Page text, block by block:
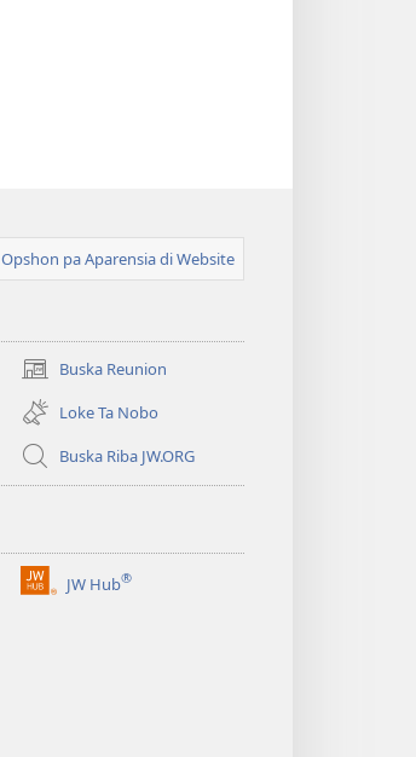
Opshon pa Aparensia di Website
Buska Reunion
(opens
new
window)
Loke Ta Nobo
Buska Riba JW.ORG
JW Hub®
(opens